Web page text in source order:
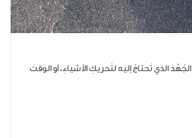
الذي تَحتاجُ إليه لتَحريكِ الأشياءِ، أو الوَقتَ